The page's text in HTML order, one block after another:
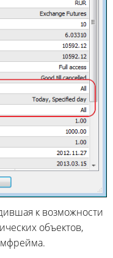
к возможности
объектов,